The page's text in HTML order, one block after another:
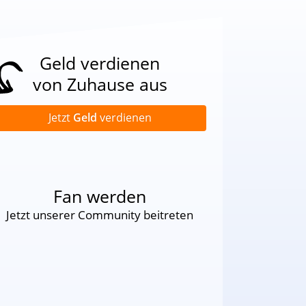
Geld verdienen
von Zuhause aus
Jetzt Geld verdienen
Fan werden
Jetzt unserer Community beitreten